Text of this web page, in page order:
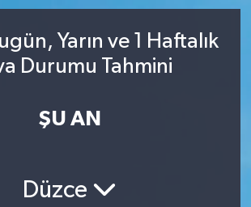
Yarın ve 1 Haftalık
Durumu Tahmini
ŞU AN
Düzce